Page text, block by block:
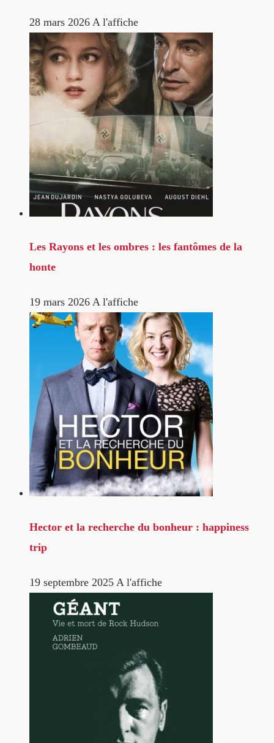
28 mars 2026 A l'affiche
Les Rayons et les ombres : les fantômes de la
honte
19 mars 2026 A l'affiche
Hector et la recherche du bonheur : happiness
trip
19 septembre 2025 A l'affiche